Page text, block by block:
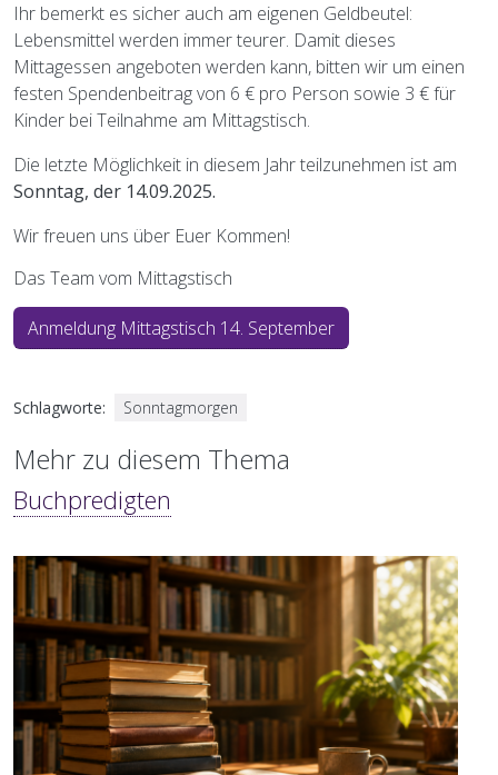
Ihr bemerkt es sicher auch am eigenen Geldbeutel:
Lebensmittel werden immer teurer. Damit dieses
Mittagessen angeboten werden kann, bitten wir um einen
festen Spendenbeitrag von 6 € pro Person sowie 3 € für
Kinder bei Teilnahme am Mittagstisch.
Die letzte Möglichkeit in diesem Jahr teilzunehmen ist am
Sonntag, der 14.09.2025.
Wir freuen uns über Euer Kommen!
Das Team vom Mittagstisch
Anmeldung Mittagstisch 14. September
Schlagworte Sonntagmorgen
Mehr zu diesem Thema
Buchpredigten